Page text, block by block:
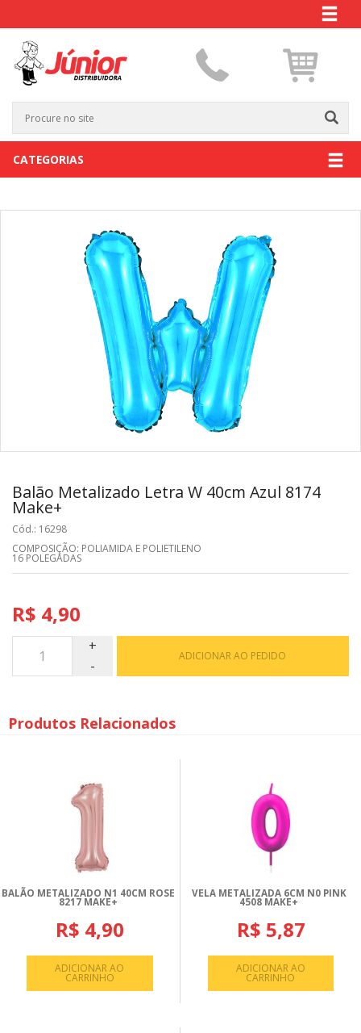
CATEGORIAS
Balão Metalizado Letra W 40cm Azul 8174
Make+
Cód.: 16298
COMPOSIÇÃO: POLIAMIDA E POLIETILENO
16 POLEGADAS
R$ 4,90
ADICIONAR AO PEDIDO
Produtos Relacionados
BALÃO METALIZADO N1 40CM ROSE
8217 MAKE+
R$ 4,90
ADICIONAR AO
CARRINHO
VELA METALIZADA 6CM N0 PINK
4508 MAKE+
R$ 5,87
ADICIONAR AO
CARRINHO